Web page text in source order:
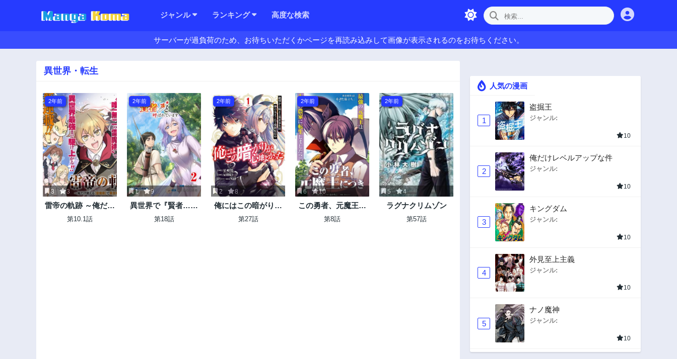
ジャンル ランキング 高度な検索
サーバーが過負荷のため、お待ちいただくかページを再読み込みして画像が表示されるのをお待ちください。
異世界・転生
2年前
3 3
雷帝の軌跡 ～俺だけ
使える【雷魔術】で
第10.1話
2年前
1 9
異世界で『賢者……
の石』と呼ばれてい
第18話
2年前
2 8
俺にはこの暗がりが
心地よかった
第27話
2年前
6 10
この勇者、元魔王に
つき
第8話
2年前
5 4
ラグナクリムゾン
第57話
人気の漫画
1
盗掘王
ジャンル:
10
2
俺だけレベルアップな件
ジャンル:
10
3
キングダム
ジャンル:
10
4
外見至上主義
ジャンル:
10
5
ナノ魔神
ジャンル:
10